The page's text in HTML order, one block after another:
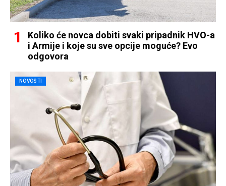
Koliko će novca dobiti svaki pripadnik HVO-a
i Armije i koje su sve opcije moguće? Evo
odgovora
NOVOSTI